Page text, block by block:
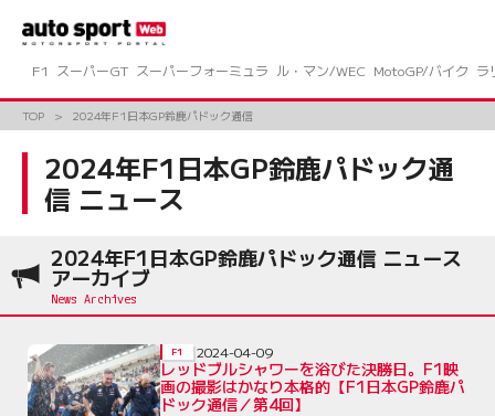
ツ
ス
F1 スーパーGT スーパーフォーミュラ ル・マン/WEC MotoGP/バイク ラ
TOP 2024年F1日本GP鈴鹿パドック通信
2024年F1日本GP鈴鹿パドック通
信 ニュース
2024年F1日本GP鈴鹿パドック通信 ニュース
アーカイブ
レッドブルシャワーを浴びた決勝日。F1映
画の撮影はかなり本格的【F1日本GP鈴鹿パ
ドック通信／第4回】
F1 2024-04-09